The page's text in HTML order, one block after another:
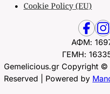
Cookie Policy (EU)
ΑΦΜ:
ΓΕΜΗ:
Gemelicious.gr Copyright
Reserved | Powered by